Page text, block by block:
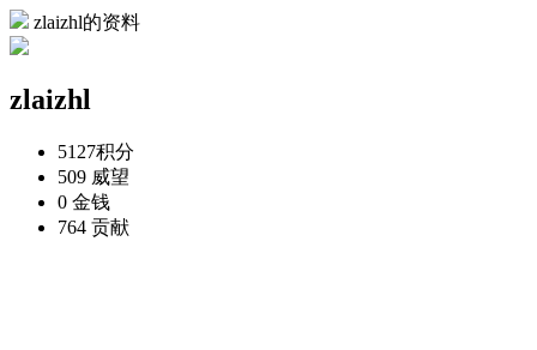
zlaizhl的资料
zlaizhl
5127积分
509 威望
0 金钱
764 贡献